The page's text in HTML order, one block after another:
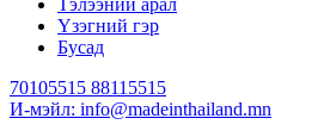
Тэлээний арал
Үзэгний гэр
Бусад
70105515 88115515
И-мэйл: info@madeinthailand.mn